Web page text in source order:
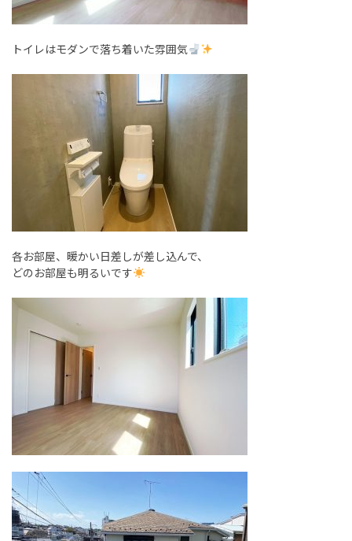
トイレはモダンで落ち着いた雰囲気
各お部屋、暖かい日差しが差し込んで、
どのお部屋も明るいです